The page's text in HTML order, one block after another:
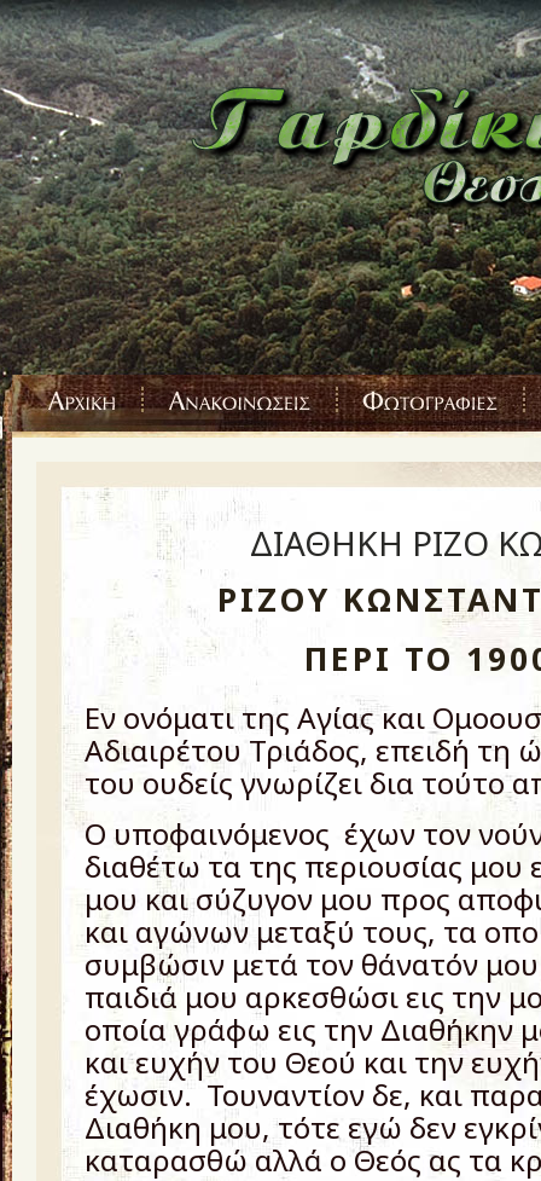
ΔΙΑΘΗΚΗ ΡΙΖΟ
ΡΙΖΟΥ
ΠΕΡΙ ΤΟ
Εν ονόματι της Αγίας και
Αδιαιρέτου Τριάδος, επειδή τη
του ουδείς γνωρίζει δια τούτο
Ο υποφαινόμενος έχων τον
διαθέτω τα της περιουσίας μου
μου και σύζυγον μου προς
και αγώνων μεταξύ τους, τα
συμβώσιν μετά τον θάνατόν
παιδιά μου αρκεσθώσι εις την
οποία γράφω εις την Διαθήκην
και ευχήν του Θεού και την
έχωσιν. Τουναντίον δε, και
Διαθήκη μου, τότε εγώ δεν
καταρασθώ αλλά ο Θεός ας τα